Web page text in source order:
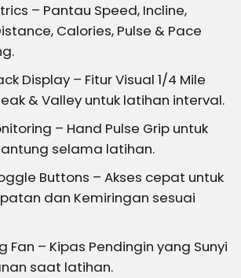
– Pantau Speed, Incline,
Calories, Pulse & Pace
Display – Fitur Visual 1/4 Mile
& Valley untuk latihan interval.
– Hand Pulse Grip untuk
selama latihan.
Buttons – Akses cepat untuk
dan Kemiringan sesuai
Fan – Kipas Pendingin yang Sunyi
saat latihan.